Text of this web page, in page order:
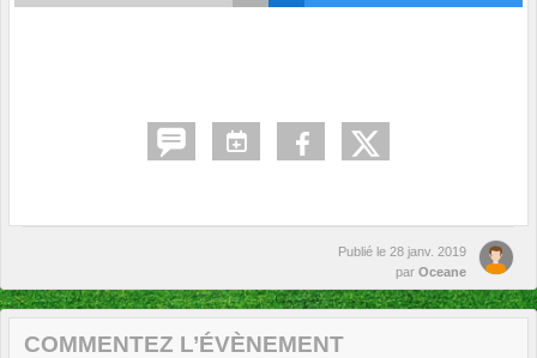
Publié le 28 janv. 2019
par Oceane
COMMENTEZ L’ÉVÈNEMENT